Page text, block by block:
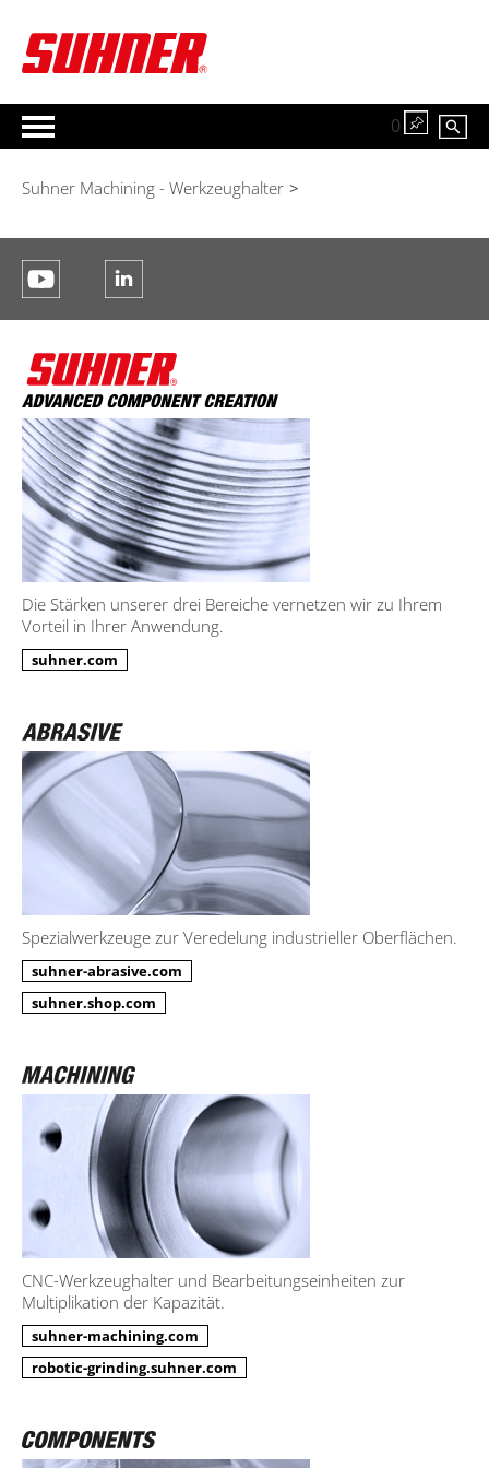
0
Suhner Machining - Werkzeughalter >
Die Stärken unserer drei Bereiche vernetzen wir zu Ihrem
Vorteil in Ihrer Anwendung.
suhner.com
Spezialwerkzeuge zur Veredelung industrieller Oberflächen.
suhner-abrasive.com
suhner.shop.com
CNC-Werkzeughalter und Bearbeitungseinheiten zur
Multiplikation der Kapazität.
suhner-machining.com
robotic-grinding.suhner.com